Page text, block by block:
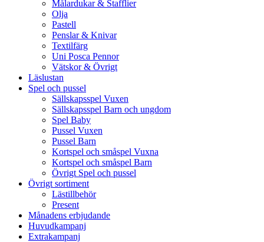
Målardukar & Stafflier
Olja
Pastell
Penslar & Knivar
Textilfärg
Uni Posca Pennor
Vätskor & Övrigt
Läslustan
Spel och pussel
Sällskapsspel Vuxen
Sällskapsspel Barn och ungdom
Spel Baby
Pussel Vuxen
Pussel Barn
Kortspel och småspel Vuxna
Kortspel och småspel Barn
Övrigt Spel och pussel
Övrigt sortiment
Lästillbehör
Present
Månadens erbjudande
Huvudkampanj
Extrakampanj